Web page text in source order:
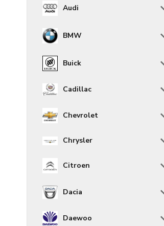
Audi
BMW
Buick
Cadillac
Chevrolet
Chrysler
Citroen
Dacia
Daewoo